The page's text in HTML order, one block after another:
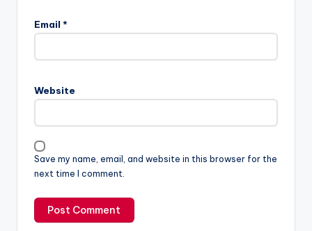
Email *
Website
Save my name, email, and website in this browser for the
next time I comment.